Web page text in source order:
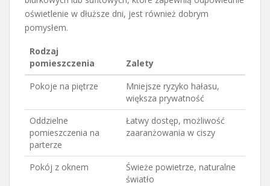
oświetlenie w dłuższe dni, jest również dobrym
pomysłem.
Rodzaj
pomieszczenia
Zalety
Pokoje na piętrze
Mniejsze ryzyko hałasu,
większa prywatność
Oddzielne
pomieszczenia na
parterze
Łatwy dostęp, możliwość
zaaranżowania w ciszy
Pokój z oknem
Świeże powietrze, naturalne
światło